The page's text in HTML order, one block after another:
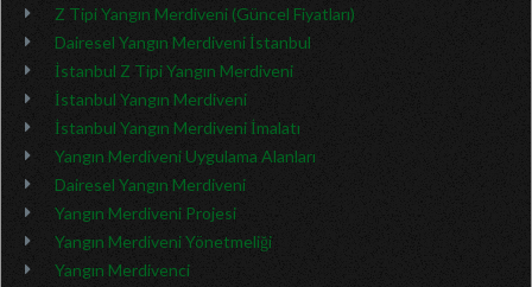
Z Tipi Yangın Merdiveni (Güncel Fiyatları)
Dairesel Yangın Merdiveni İstanbul
İstanbul Z Tipi Yangın Merdiveni
İstanbul Yangın Merdiveni
İstanbul Yangın Merdiveni İmalatı
Yangın Merdiveni Uygulama Alanları
Dairesel Yangın Merdiveni
Yangın Merdiveni Projesi
Yangın Merdiveni Yönetmeliği
Yangın Merdivenci